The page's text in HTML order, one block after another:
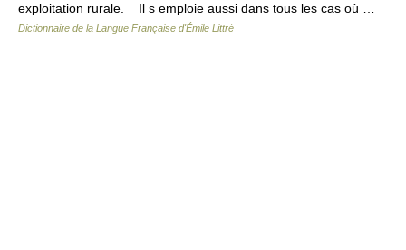
exploitation rurale. Il s emploie aussi dans tous les cas où …
Dictionnaire de la Langue Française d'Émile Littré